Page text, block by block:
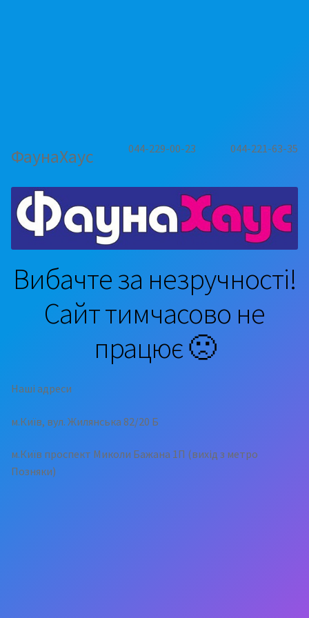
ФаунаХаус 044-229-00-23 044-221-63-35
Вибачте за незручності!
Сайт тимчасово не
працює 🙁
Наші адреси
м.Київ, вул. Жилянська 82/20 Б
м.Київ проспект Миколи Бажана 1П (вихід з метро
Позняки)